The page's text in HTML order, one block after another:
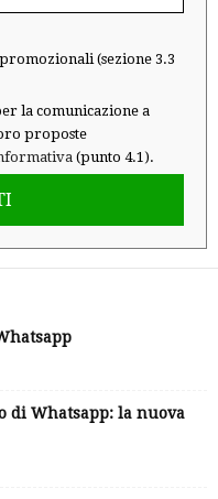
(sezione 3.3
la comunicazione a
proposte
(punto 4.1).
di Whatsapp: la nuova